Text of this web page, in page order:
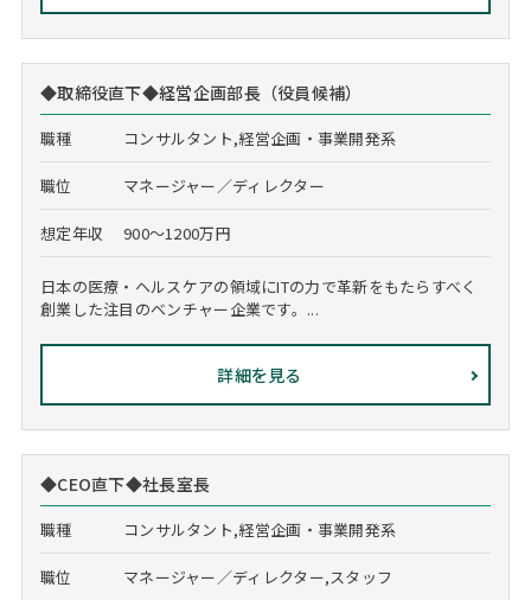
◆取締役直下◆経営企画部長（役員候補）
職種 コンサルタント,経営企画・事業開発系
職位 マネージャー／ディレクター
想定年収 900～1200万円
日本の医療・ヘルスケアの領域にITの力で革新をもたらすべく
創業した注目のベンチャー企業です。...
詳細を見る
◆CEO直下◆社長室長
職種 コンサルタント,経営企画・事業開発系
職位 マネージャー／ディレクター,スタッフ